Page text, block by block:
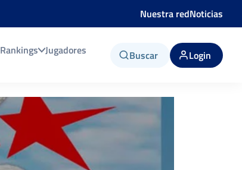
Nuestra redNoticias
Rankings Jugadores Buscar Login